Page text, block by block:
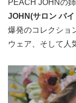
PEACH JOHNの
JOHN(サロン バ
爆発のコレクショ
ウェア、そして人